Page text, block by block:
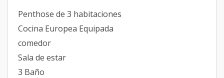
Penthose de 3 habitaciones
Cocina Europea Equipada
comedor
Sala de estar
3 Baño